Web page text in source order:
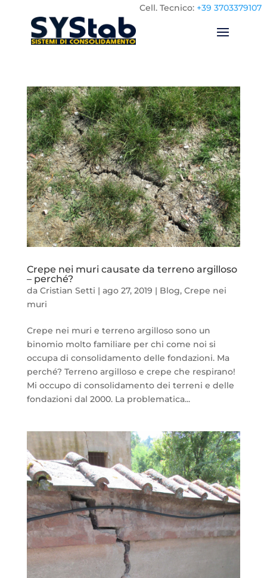
Cell. Tecnico: +39 3703379107
Crepe nei muri causate da terreno argilloso
– perché?
da Cristian Setti | ago 27, 2019 | Blog, Crepe nei
muri
Crepe nei muri e terreno argilloso sono un
binomio molto familiare per chi come noi si
occupa di consolidamento delle fondazioni. Ma
perché? Terreno argilloso e crepe che respirano!
Mi occupo di consolidamento dei terreni e delle
fondazioni dal 2000. La problematica...